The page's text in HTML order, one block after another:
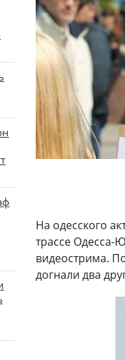
На одесского
трассе Одесса-
видеострима.
догнали два